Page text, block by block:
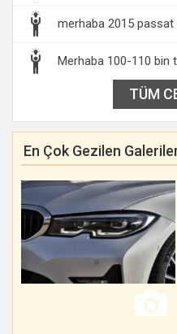
merhaba 2015
Merhaba 100-110 bin
TÜM
En Çok Gezilen